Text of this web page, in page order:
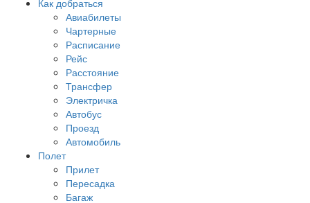
Как добраться
Авиабилеты
Чартерные
Расписание
Рейс
Расстояние
Трансфер
Электричка
Автобус
Проезд
Автомобиль
Полет
Прилет
Пересадка
Багаж